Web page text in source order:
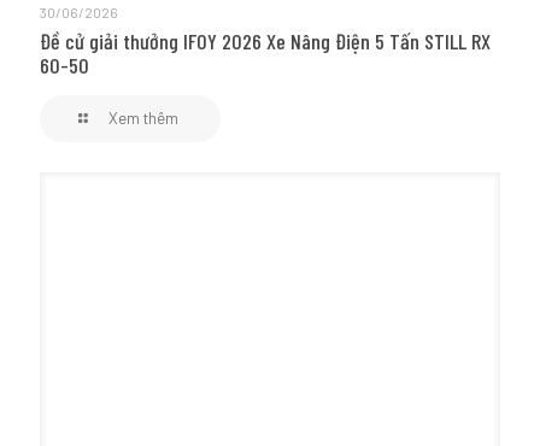
30/06/2026
Đề cử giải thưởng IFOY 2026 Xe Nâng Điện 5 Tấn STILL RX
60-50
Xem thêm